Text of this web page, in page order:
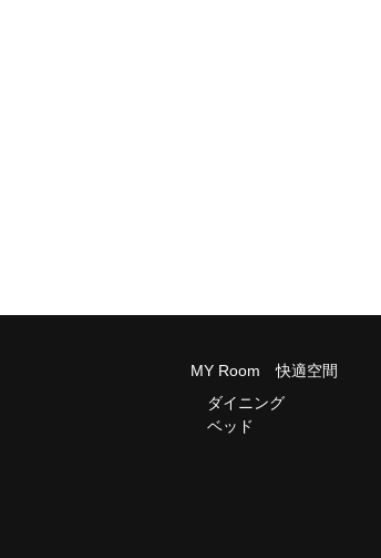
MY Room 快適空間
ダイニング
ベッド